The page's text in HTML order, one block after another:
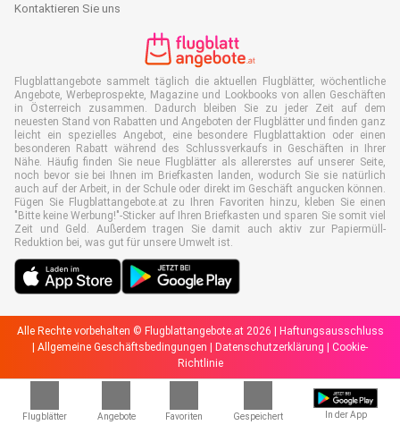
Flugblätter Angebote Favoriten Gespeichert In der App
Kontaktieren Sie uns
Flugblattangebote sammelt täglich die aktuellen Flugblätter, wöchentliche
Angebote, Werbeprospekte, Magazine und Lookbooks von allen Geschäften
in Österreich zusammen. Dadurch bleiben Sie zu jeder Zeit auf dem
neuesten Stand von Rabatten und Angeboten der Flugblätter und finden ganz
leicht ein spezielles Angebot, eine besondere Flugblattaktion oder einen
besonderen Rabatt während des Schlussverkaufs in Geschäften in Ihrer
Nähe. Häufig finden Sie neue Flugblätter als allererstes auf unserer Seite,
noch bevor sie bei Ihnen im Briefkasten landen, wodurch Sie sie natürlich
auch auf der Arbeit, in der Schule oder direkt im Geschäft angucken können.
Fügen Sie Flugblattangebote.at zu Ihren Favoriten hinzu, kleben Sie einen
"Bitte keine Werbung!"-Sticker auf Ihren Briefkasten und sparen Sie somit viel
Zeit und Geld. Außerdem tragen Sie damit auch aktiv zur Papiermüll-
Reduktion bei, was gut für unsere Umwelt ist.
Alle Rechte vorbehalten © Flugblattangebote.at 2026 | Haftungsausschluss
| Allgemeine Geschäftsbedingungen | Datenschutzerklärung | Cookie-
Richtlinie